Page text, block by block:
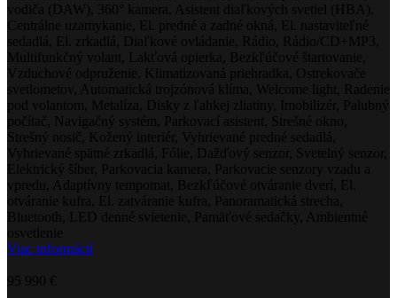
vodiča (DAW), 360° kamera, Asistent diaľkových svetiel (HBA),
Centrálne uzamykanie, El. predné a zadné okná, El. nastaviteľné
sedadlá, El. zrkadlá, Diaľkové ovládanie, Rádio, Rádio/CD+MP3,
Multifunkčný volant, Lakťová opierka, Bezkľúčové štartovanie,
Vzduchové odpruženie, Klimatizovaná priehradka, Ostrekovače
svetlometov, Automatická trojzónová klíma, Welcome light, Radenie
pod volantom, Metalíza, Disky z ľahkej zliatiny, Imobilizér, Palubný
počítač, Navigačný systém, Parkovací asistent, Strešné okno,
Strešný nosič, Kožený interiér, Vyhrievané predné sedadlá,
Vyhrievané spätné zrkadlá, Fólie, Dažďový senzor, Svetelný senzor,
Elektrický šíber, Parkovacia kamera, Parkovacie senzory vzadu a
vpredu, Adaptívny tempomat, Bezkľúčové otváranie dverí, El.
otváranie kufra, El. zatváranie kufra, Panoramatická strecha,
Bluetooth, LED denné svietenie, Pamäťové sedačky, Ambientné
osvetlenie
Viac informácií
95 990 €